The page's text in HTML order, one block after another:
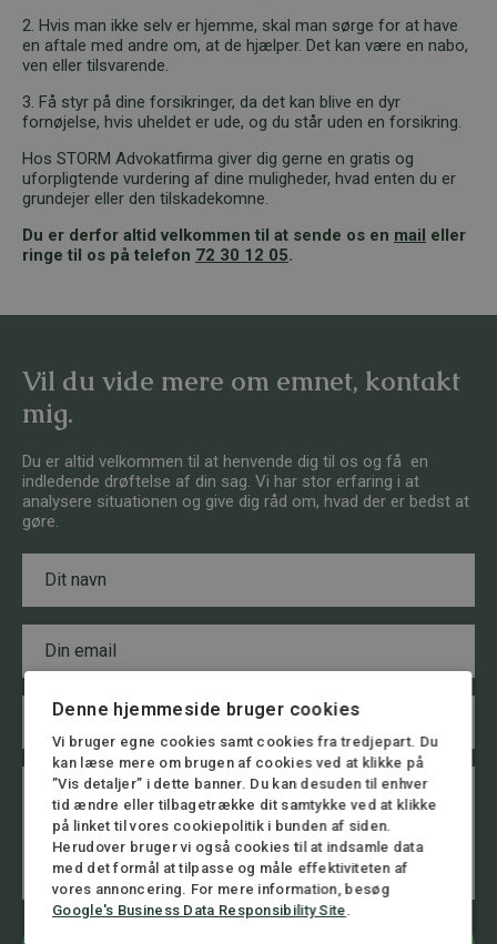
2. Hvis man ikke selv er hjemme, skal man sørge for at have
en aftale med andre om, at de hjælper. Det kan være en nabo,
ven eller tilsvarende.
3. Få styr på dine forsikringer, da det kan blive en dyr
fornøjelse, hvis uheldet er ude, og du står uden en forsikring.
Hos STORM Advokatfirma giver dig gerne en gratis og
uforpligtende vurdering af dine muligheder, hvad enten du er
grundejer eller den tilskadekomne.
Du er derfor altid velkommen til at sende os en mail eller
ringe til os på telefon 72 30 12 05.
Vil du vide mere om emnet, kontakt
mig.
Du er altid velkommen til at henvende dig til os og få en
indledende drøftelse af din sag. Vi har stor erfaring i at
analysere situationen og give dig råd om, hvad der er bedst at
gøre.
v
n
a
i
l
e
mn
u
Denne hjemmeside bruger cookies
Vi bruger egne cookies samt cookies fra tredjepart. Du
kan læse mere om brugen af cookies ved at klikke på
”Vis detaljer” i dette banner. Du kan desuden til enhver
tid ændre eller tilbagetrække dit samtykke ved at klikke
på linket til vores cookiepolitik i bunden af siden.
Herudover bruger vi også cookies til at indsamle data
med det formål at tilpasse og måle effektiviteten af
vores annoncering. For mere information, besøg
Google's Business Data Responsibility Site.